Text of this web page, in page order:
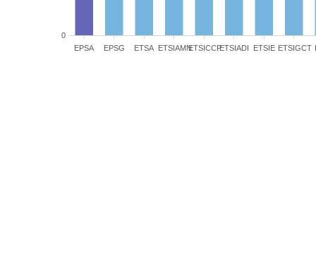
EPSA EPSG ETSA ETSIAMNETSICCPETSIADI ETSIE ETSIGCT
0